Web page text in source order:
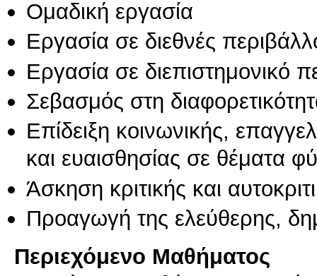
Ομαδική εργασία
Εργασία σε διεθνές
Εργασία σε διεπιστημονικό
Σεβασμός στη
Επίδειξη κοινωνικής,
και ευαισθησίας σε θέματα
Άσκηση κριτικής και
Προαγωγή της ελεύθερης,
Περιεχόμενο Μαθήματος